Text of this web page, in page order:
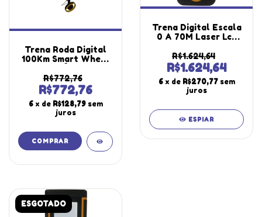
Trena Roda Digital
100Km Smart Wheel
Sensor Haste Tr-
1000 Portátil
Instrutherm Com
Estojo
R$772,76
R$772,76
6 x de R$128,79 sem
juros
Trena Digital Escala
0 A 70M Laser Lcd
Multi-funções Tr-
700 Portátil
Instrutherm Com
Certificado
R$1.624,64
R$1.624,64
6 x de R$270,77 sem
juros
ESPIAR
ESGOTADO